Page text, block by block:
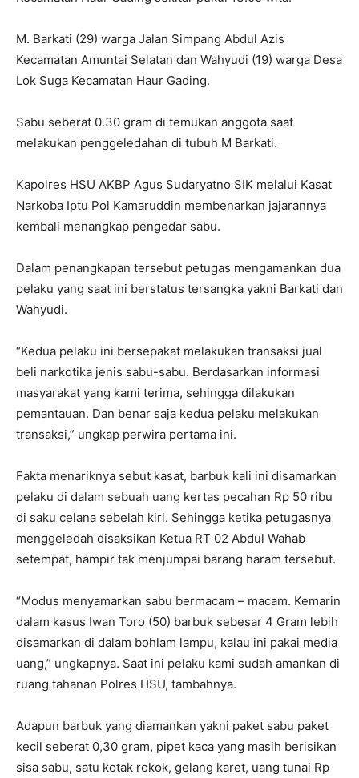
M. Barkati (29) warga Jalan Simpang Abdul Azis
Kecamatan Amuntai Selatan dan Wahyudi (19) warga Desa
Lok Suga Kecamatan Haur Gading.
Sabu seberat 0.30 gram di temukan anggota saat
melakukan penggeledahan di tubuh M Barkati.
Kapolres HSU AKBP Agus Sudaryatno SIK melalui Kasat
Narkoba Iptu Pol Kamaruddin membenarkan jajarannya
kembali menangkap pengedar sabu.
Dalam penangkapan tersebut petugas mengamankan dua
pelaku yang saat ini berstatus tersangka yakni Barkati dan
Wahyudi.
“Kedua pelaku ini bersepakat melakukan transaksi jual
beli narkotika jenis sabu-sabu. Berdasarkan informasi
masyarakat yang kami terima, sehingga dilakukan
pemantauan. Dan benar saja kedua pelaku melakukan
transaksi,” ungkap perwira pertama ini.
Fakta menariknya sebut kasat, barbuk kali ini disamarkan
pelaku di dalam sebuah uang kertas pecahan Rp 50 ribu
di saku celana sebelah kiri. Sehingga ketika petugasnya
menggeledah disaksikan Ketua RT 02 Abdul Wahab
setempat, hampir tak menjumpai barang haram tersebut.
“Modus menyamarkan sabu bermacam – macam. Kemarin
dalam kasus Iwan Toro (50) barbuk sebesar 4 Gram lebih
disamarkan di dalam bohlam lampu, kalau ini pakai media
uang,” ungkapnya. Saat ini pelaku kami sudah amankan di
ruang tahanan Polres HSU, tambahnya.
Adapun barbuk yang diamankan yakni paket sabu paket
kecil seberat 0,30 gram, pipet kaca yang masih berisikan
sisa sabu, satu kotak rokok, gelang karet, uang tunai Rp